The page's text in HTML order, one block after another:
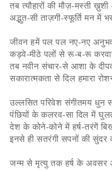
तब त्यौहारों की मौज़-मस्ती ख़ुशी
अद्भुत-सी ताज़गी-स्फूर्ति मन में
जीवन हमें पल पल नए-नए
कड़वे-मीठे पलों से रू-ब-रू
तब नवीन संचार-से आशा के
सकारात्मकता से दिल हमारा
उल्लसित परिवेश संगीतमय धुन
पंछियों के कलरव-सा दिल में
देश के कोने-कोने में हर्ष-तरंगें
इनसे ही सतरंगी सपनों की सुंदर
जन्म से मृत्यु तक हर्ष के अवसर